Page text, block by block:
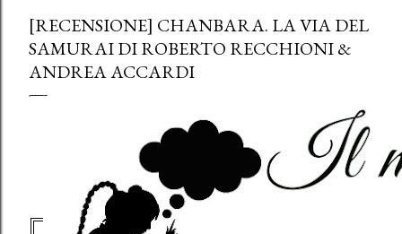
[RECENSIONE] CHANBARA. LA VIA DEL
SAMURAI DI ROBERTO RECCHIONI &
ANDREA ACCARDI